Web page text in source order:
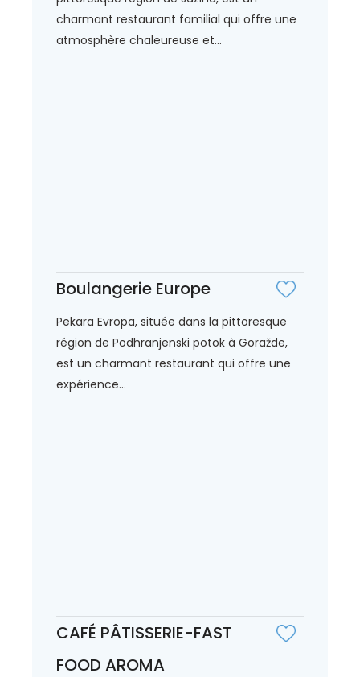
charmant restaurant familial qui offre une
atmosphère chaleureuse et...
Boulangerie Europe
Pekara Evropa, située dans la pittoresque
région de Podhranjenski potok à Goražde,
est un charmant restaurant qui offre une
expérience...
CAFÉ PÂTISSERIE-FAST
FOOD AROMA